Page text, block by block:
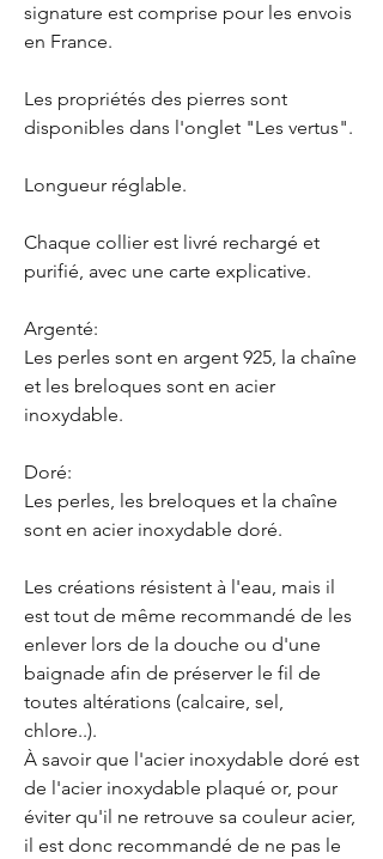
signature est comprise pour les envois
en France.
Les propriétés des pierres sont
disponibles dans l'onglet "Les vertus".
Longueur réglable.
Chaque collier est livré rechargé et
purifié, avec une carte explicative.
Argenté:
Les perles sont en argent 925, la chaîne
et les breloques sont en acier
inoxydable.
Doré:
Les perles, les breloques et la chaîne
sont en acier inoxydable doré.
Les créations résistent à l'eau, mais il
est tout de même recommandé de les
enlever lors de la douche ou d'une
baignade afin de préserver le fil de
toutes altérations (calcaire, sel,
chlore..).
À savoir que l'acier inoxydable doré est
de l'acier inoxydable plaqué or, pour
éviter qu'il ne retrouve sa couleur acier,
il est donc recommandé de ne pas le